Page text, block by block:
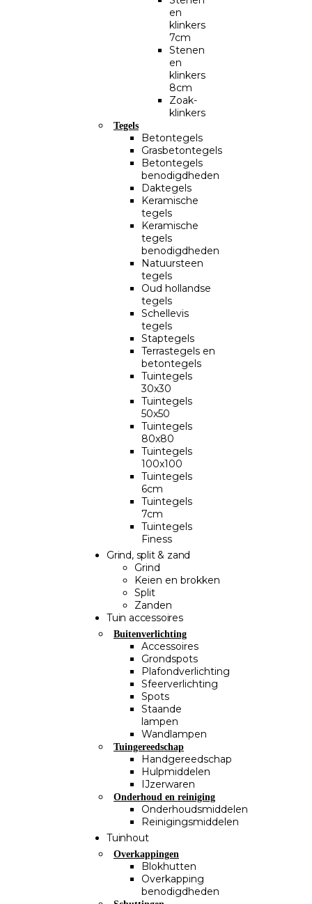
en
klinkers
7cm
Stenen
en
klinkers
8cm
Zoak-
klinkers
Tegels
Betontegels
Grasbetontegels
Betontegels
benodigdheden
Daktegels
Keramische
tegels
Keramische
tegels
benodigdheden
Natuursteen
tegels
Oud hollandse
tegels
Schellevis
tegels
Staptegels
Terrastegels en
betontegels
Tuintegels
30x30
Tuintegels
50x50
Tuintegels
80x80
Tuintegels
100x100
Tuintegels
6cm
Tuintegels
7cm
Tuintegels
Finess
Grind, split & zand
Grind
Keien en brokken
Split
Zanden
Tuin accessoires
Buitenverlichting
Accessoires
Grondspots
Plafondverlichting
Sfeerverlichting
Spots
Staande
lampen
Wandlampen
Tuingereedschap
Handgereedschap
Hulpmiddelen
IJzerwaren
Onderhoud en reiniging
Onderhoudsmiddelen
Reinigingsmiddelen
Tuinhout
Overkappingen
Blokhutten
Overkapping
benodigdheden